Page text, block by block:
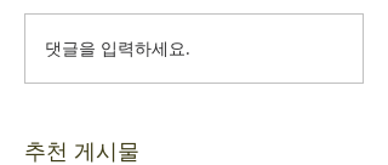
댓글을 입력하세요.
추천 게시물